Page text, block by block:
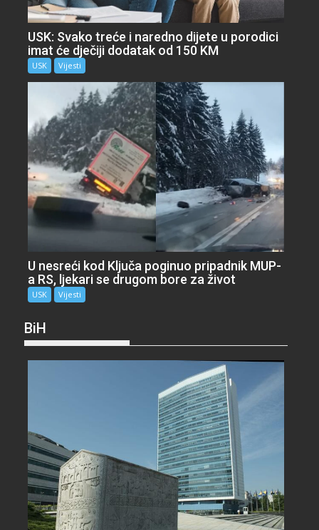
USK: Svako treće i naredno dijete u porodici
imat će dječiji dodatak od 150 KM
USK Vijesti
U nesreći kod Ključa poginuo pripadnik MUP-
a RS, ljekari se drugom bore za život
USK Vijesti
BiH